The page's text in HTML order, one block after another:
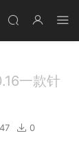
一款针
0